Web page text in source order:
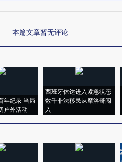
本篇文章暂无评论
年纪录 当局
户外活动
西班牙休达进入紧急状态
数千非法移民从摩洛哥闯
入